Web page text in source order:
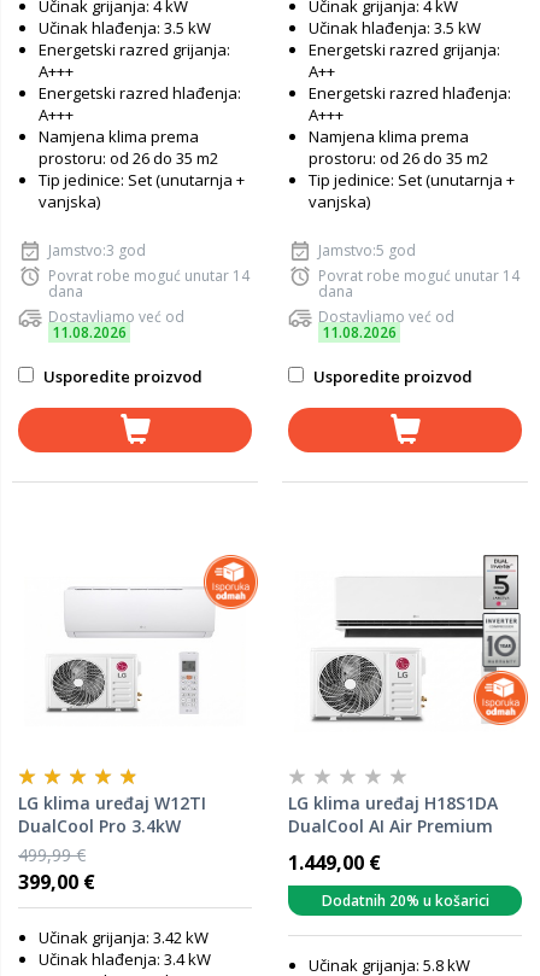
Učinak grijanja: 4 kW
Učinak hlađenja: 3.5 kW
Energetski razred grijanja:
A+++
Energetski razred hlađenja:
A+++
Namjena klima prema
prostoru: od 26 do 35 m2
Tip jedinice: Set (unutarnja +
vanjska)
Jamstvo:3 god
Povrat robe moguć unutar 14
dana
Dostavljamo već od
11.08.2026
Usporedite proizvod
Učinak grijanja: 4 kW
Učinak hlađenja: 3.5 kW
Energetski razred grijanja:
A++
Energetski razred hlađenja:
A+++
Namjena klima prema
prostoru: od 26 do 35 m2
Tip jedinice: Set (unutarnja +
vanjska)
Jamstvo:5 god
Povrat robe moguć unutar 14
dana
Dostavljamo već od
11.08.2026
Usporedite proizvod
LG klima uređaj W12TI
DualCool Pro 3.4kW
499,99 €
399,00 €
Učinak grijanja: 3.42 kW
Učinak hlađenja: 3.4 kW
LG klima uređaj H18S1DA
DualCool AI Air Premium
1.449,00 €
Dodatnih 20% u košarici
Učinak grijanja: 5.8 kW